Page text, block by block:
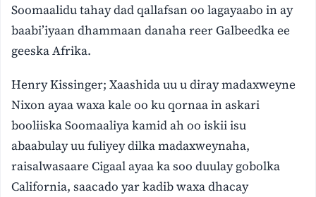
Soomaalidu tahay dad qallafsan oo lagayaabo in ay
baabi’iyaan dhammaan danaha reer Galbeedka ee
geeska Afrika.
Henry Kissinger; Xaashida uu u diray madaxweyne
Nixon ayaa waxa kale oo ku qornaa in askari
booliiska Soomaaliya kamid ah oo iskii isu
abaabulay uu fuliyey dilka madaxweynaha,
raisalwasaare Cigaal ayaa ka soo duulay gobolka
California, saacado yar kadib waxa dhacay